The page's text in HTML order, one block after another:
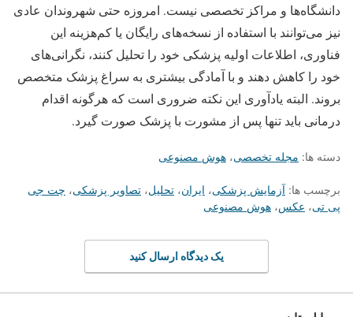
دانشگاه‌ها و مراکز تخصصی نیست. امروزه حتی شهروندان عادی
نیز می‌توانند با استفاده از نسخه‌های رایگان یا کم‌هزینه این
فناوری، اطلاعات اولیه پزشکی خود را تحلیل کنند، نگرانی‌های
خود را کاهش دهند و با آمادگی بیشتری به سراغ پزشک متخصص
بروند. البته یادآوری این نکته ضروری است که هرگونه اقدام
درمانی باید تنها پس از مشورت با پزشک صورت گیرد.
دسته ها: مجله تخصصی، هوش مصنوعی
برچسب ها: آزمایش پزشکی، ایران، تحلیل، تصاویر پزشکی، چت جی
پی تی، عکس‌، هوش مصنوعی
یک دیدگاه ارسال کنید